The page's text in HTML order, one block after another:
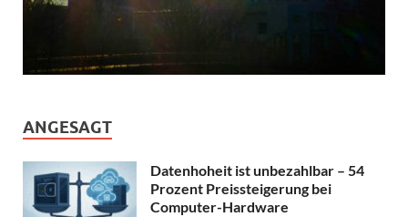
ANGESAGT
Datenhoheit ist unbezahlbar – 54
Prozent Preissteigerung bei
Computer-Hardware